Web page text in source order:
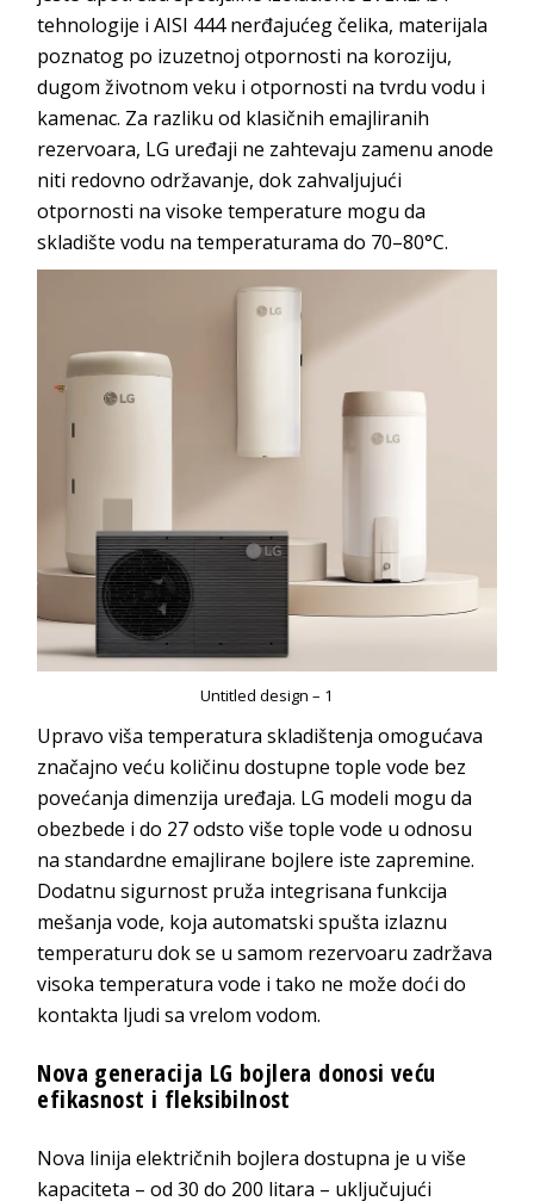
tehnologije i AISI 444 nerđajućeg čelika, materijala
poznatog po izuzetnoj otpornosti na koroziju,
dugom životnom veku i otpornosti na tvrdu vodu i
kamenac. Za razliku od klasičnih emajliranih
rezervoara, LG uređaji ne zahtevaju zamenu anode
niti redovno održavanje, dok zahvaljujući
otpornosti na visoke temperature mogu da
skladište vodu na temperaturama do 70–80°C.
Untitled design – 1
Upravo viša temperatura skladištenja omogućava
značajno veću količinu dostupne tople vode bez
povećanja dimenzija uređaja. LG modeli mogu da
obezbede i do 27 odsto više tople vode u odnosu
na standardne emajlirane bojlere iste zapremine.
Dodatnu sigurnost pruža integrisana funkcija
mešanja vode, koja automatski spušta izlaznu
temperaturu dok se u samom rezervoaru zadržava
visoka temperatura vode i tako ne može doći do
kontakta ljudi sa vrelom vodom.
Nova generacija LG bojlera donosi veću
efikasnost i fleksibilnost
Nova linija električnih bojlera dostupna je u više
kapaciteta – od 30 do 200 litara – uključujući